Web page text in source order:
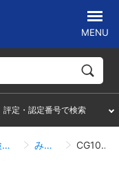
MENU
評定・認定番号で検索
検索結果一覧 みぞ形鋼用端末保護キャップ CG100BC-E